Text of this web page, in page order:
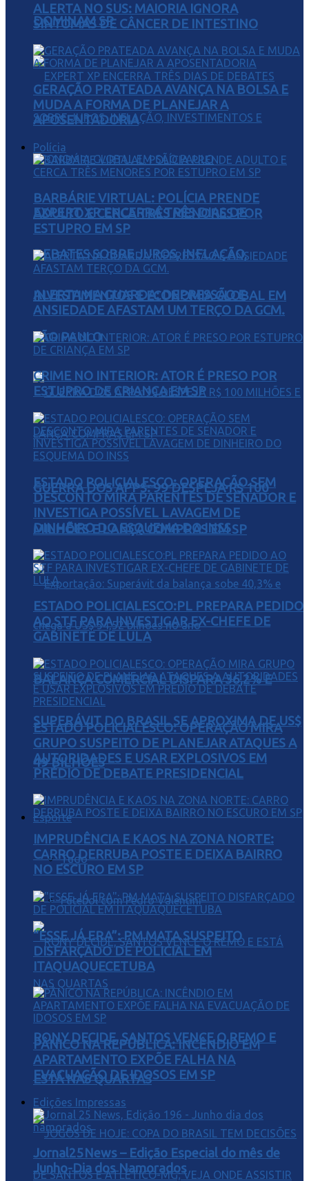
DOMINAM SP
EXPERT XP ENCERRA TRÊS DIAS DE
DEBATES SOBRE JUROS, INFLAÇÃO,
INVESTIMENTOS E ECONOMIA GLOBAL EM
SÃO PAULO
GUERRA DOS APPS: 99 DESPEJA R$ 100
MILHÕES E LANÇA COMPRAS EM SP
BALANÇA COMERCIAL DISPARA 36,2% E
SUPERÁVIT DO BRASIL SE APROXIMA DE US$
49 BILHÕES
Esporte
Tudo
Futebol com Pedro Valentini
RONY DECIDE, SANTOS VENCE O REMO E
ESTÁ NAS QUARTAS
ALERTA NO SUS: MAIORIA IGNORA
SINTOMAS DE CÂNCER DE INTESTINO
GERAÇÃO PRATEADA AVANÇA NA BOLSA E
MUDA A FORMA DE PLANEJAR A
APOSENTADORIA
Polícia
BARBÁRIE VIRTUAL: POLÍCIA PRENDE
ADULTO E CERCA TRÊS MENORES POR
ESTUPRO EM SP
ALERTA NA GUARDA: DEPRESSÃO E
ANSIEDADE AFASTAM UM TERÇO DA GCM.
CRIME NO INTERIOR: ATOR É PRESO POR
ESTUPRO DE CRIANÇA EM SP
ESTADO POLICIALESCO: OPERAÇÃO SEM
DESCONTO MIRA PARENTES DE SENADOR E
INVESTIGA POSSÍVEL LAVAGEM DE
DINHEIRO DO ESQUEMA DO INSS
ESTADO POLICIALESCO:PL PREPARA PEDIDO
AO STF PARA INVESTIGAR EX-CHEFE DE
GABINETE DE LULA
ESTADO POLICIALESCO: OPERAÇÃO MIRA
GRUPO SUSPEITO DE PLANEJAR ATAQUES A
AUTORIDADES E USAR EXPLOSIVOS EM
PRÉDIO DE DEBATE PRESIDENCIAL
IMPRUDÊNCIA E KAOS NA ZONA NORTE:
CARRO DERRUBA POSTE E DEIXA BAIRRO
NO ESCURO EM SP
“ESSE JÁ ERA”: PM MATA SUSPEITO
DISFARÇADO DE POLICIAL EM
ITAQUAQUECETUBA
PÂNICO NA REPÚBLICA: INCÊNDIO EM
APARTAMENTO EXPÕE FALHA NA
EVACUAÇÃO DE IDOSOS EM SP
Edições Impressas
Jornal25News – Edição Especial do mês de
Junho-Dia dos Namorados